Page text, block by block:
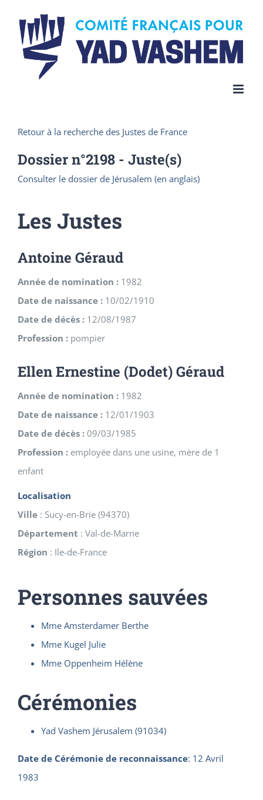
content
Retour à la recherche des Justes de France
Dossier n°2198 - Juste(s)
Consulter le dossier de Jérusalem (en anglais)
Les Justes
Antoine Géraud
Année de nomination : 1982
Date de naissance : 10/02/1910
Date de décès : 12/08/1987
Profession : pompier
Ellen Ernestine (Dodet) Géraud
Année de nomination : 1982
Date de naissance : 12/01/1903
Date de décès : 09/03/1985
Profession : employée dans une usine, mère de 1
enfant
Localisation
Ville : Sucy-en-Brie (94370)
Département : Val-de-Marne
Région : Ile-de-France
Personnes sauvées
Mme Amsterdamer Berthe
Mme Kugel Julie
Mme Oppenheim Hélène
Cérémonies
Yad Vashem Jérusalem (91034)
Date de Cérémonie de reconnaissance: 12 Avril
1983